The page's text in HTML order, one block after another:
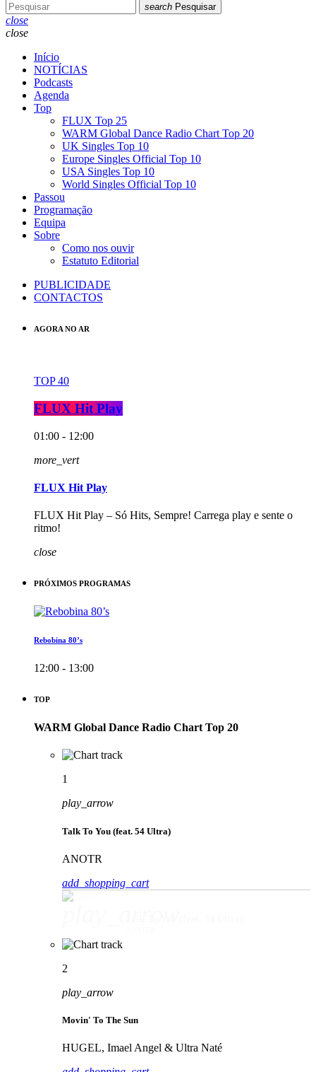
search Pesquisar
close
close
Início
NOTÍCIAS
Podcasts
Agenda
Top
FLUX Top 25
WARM Global Dance Radio Chart Top 20
UK Singles Top 10
Europe Singles Official Top 10
USA Singles Top 10
World Singles Official Top 10
Passou
Programação
Equipa
Sobre
Como nos ouvir
Estatuto Editorial
PUBLICIDADE
CONTACTOS
AGORA NO AR
TOP 40
FLUX Hit Play
01:00 - 12:00
more_vert
FLUX Hit Play
FLUX Hit Play – Só Hits, Sempre! Carrega play e sente o
ritmo!
close
PRÓXIMOS PROGRAMAS
Rebobina 80’s
12:00 - 13:00
TOP
WARM Global Dance Radio Chart Top 20
1
play_arrow
Talk To You (feat. 54 Ultra)
ANOTR
add_shopping_cart
2
play_arrow
Movin' To The Sun
HUGEL, Imael Angel & Ultra Naté